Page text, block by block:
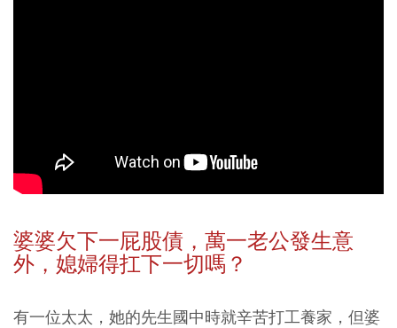
婆婆欠下一屁股債，萬一老公發生意
外，媳婦得扛下一切嗎？
有一位太太，她的先生國中時就辛苦打工養家，但婆